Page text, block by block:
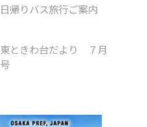
日帰りバス旅行ご案内
東ときわ台だより ７月
号